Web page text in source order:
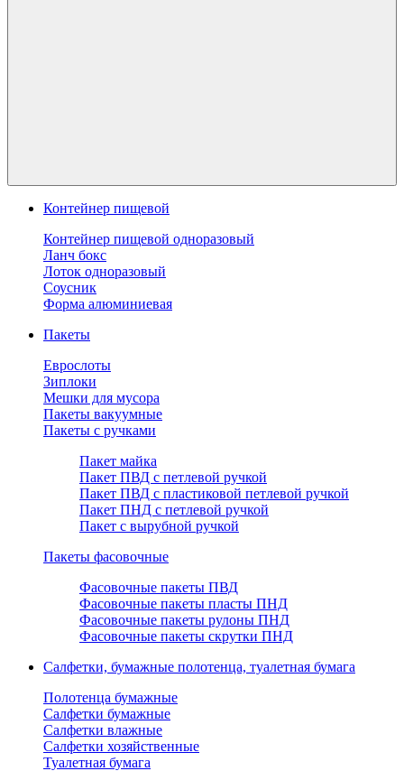
Контейнер пищевой
Контейнер пищевой одноразовый
Ланч бокс
Лоток одноразовый
Соусник
Форма алюминиевая
Пакеты
Еврослоты
Зиплоки
Мешки для мусора
Пакеты вакуумные
Пакеты с ручками
Пакет майка
Пакет ПВД с петлевой ручкой
Пакет ПВД с пластиковой петлевой ручкой
Пакет ПНД с петлевой ручкой
Пакет с вырубной ручкой
Пакеты фасовочные
Фасовочные пакеты ПВД
Фасовочные пакеты пласты ПНД
Фасовочные пакеты рулоны ПНД
Фасовочные пакеты скрутки ПНД
Салфетки, бумажные полотенца, туалетная бумага
Полотенца бумажные
Салфетки бумажные
Салфетки влажные
Салфетки хозяйственные
Туалетная бумага